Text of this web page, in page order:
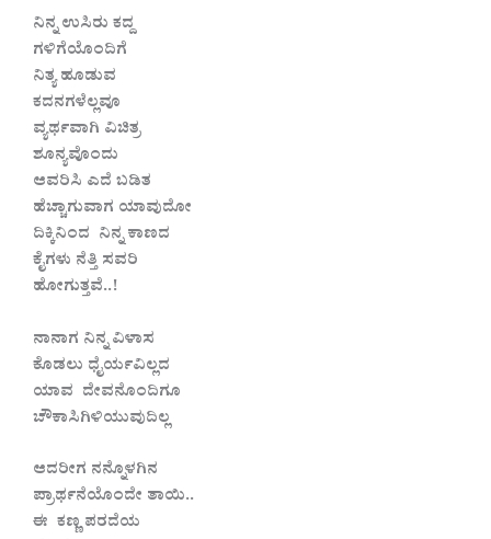
ನಿನ್ನ ಉಸಿರು ಕದ್ದ
ಗಳಿಗೆಯೊಂದಿಗೆ
ನಿತ್ಯ ಹೂಡುವ
ಕದನಗಳೆಲ್ಲವೂ
ವ್ಯರ್ಥವಾಗಿ ವಿಚಿತ್ರ
ಶೂನ್ಯವೊಂದು
ಆವರಿಸಿ ಎದೆ ಬಡಿತ
ಹೆಚ್ಚಾಗುವಾಗ ಯಾವುದೋ
ದಿಕ್ಕಿನಿಂದ ನಿನ್ನ ಕಾಣದ
ಕೈಗಳು ನೆತ್ತಿ ಸವರಿ
ಹೋಗುತ್ತವೆ..!
ನಾನಾಗ ನಿನ್ನ ವಿಳಾಸ
ಕೊಡಲು ಧೈರ್ಯವಿಲ್ಲದ
ಯಾವ ದೇವನೊಂದಿಗೂ
ಚೌಕಾಸಿಗಿಳಿಯುವುದಿಲ್ಲ
ಆದರೀಗ ನನ್ನೊಳಗಿನ
ಪ್ರಾರ್ಥನೆಯೊಂದೇ ತಾಯಿ..
ಈ ಕಣ್ಣ ಪರದೆಯ